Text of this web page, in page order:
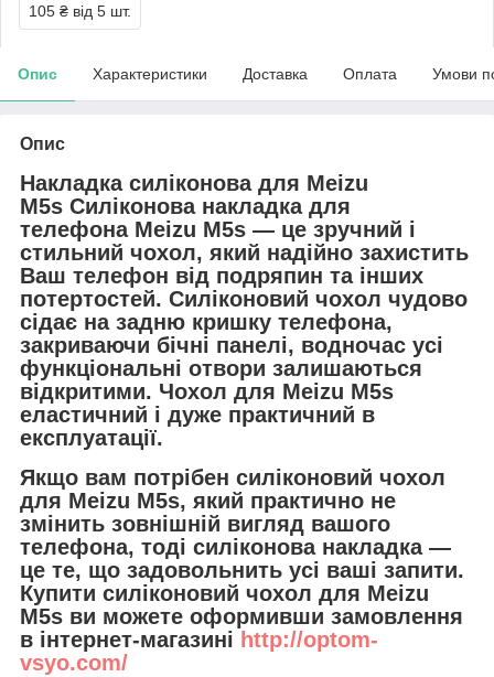
105 ₴ від 5 шт.
Опис Характеристики Доставка Оплата Умови
Опис
Накладка силіконова для Meizu
M5s Силіконова накладка для
телефона Meizu M5s — це зручний і
стильний чохол, який надійно захистить
Ваш телефон від подряпин та інших
потертостей. Силіконовий чохол чудово
сідає на задню кришку телефона,
закриваючи бічні панелі, водночас усі
функціональні отвори залишаються
відкритими. Чохол для Meizu M5s
еластичний і дуже практичний в
експлуатації.
Якщо вам потрібен силіконовий чохол
для Meizu M5s, який практично не
змінить зовнішній вигляд вашого
телефона, тоді силіконова накладка —
це те, що задовольнить усі ваші запити.
Купити силіконовий чохол для Meizu
M5s ви можете оформивши замовлення
в інтернет-магазині http://optom-
vsyo.com/